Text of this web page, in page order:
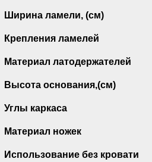
Ширина ламели, (см)
Крепления ламелей
Материал латодержателей
Высота основания,(см)
Углы каркаса
Материал ножек
Использование без кровати